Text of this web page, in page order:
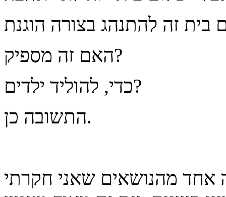
האם זה מספיק?
כדי, להוליד ילדים?
התשובה כן.
אחד מהנושאים שאני חקרתי